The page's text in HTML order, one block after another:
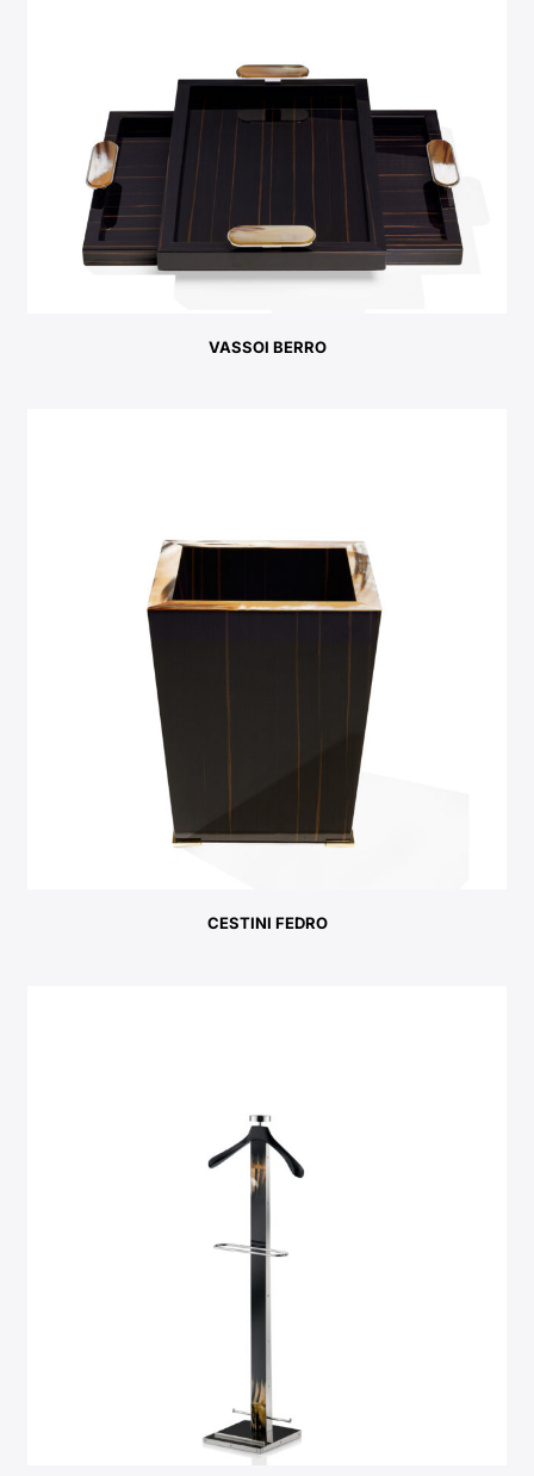
VASSOI BERRO
CESTINI FEDRO